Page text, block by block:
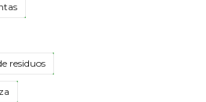
residuos